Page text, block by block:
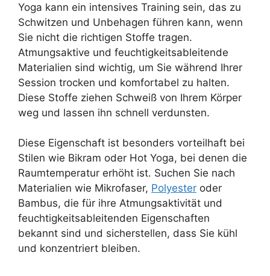
Yoga kann ein intensives Training sein, das zu
Schwitzen und Unbehagen führen kann, wenn
Sie nicht die richtigen Stoffe tragen.
Atmungsaktive und feuchtigkeitsableitende
Materialien sind wichtig, um Sie während Ihrer
Session trocken und komfortabel zu halten.
Diese Stoffe ziehen Schweiß von Ihrem Körper
weg und lassen ihn schnell verdunsten.
Diese Eigenschaft ist besonders vorteilhaft bei
Stilen wie Bikram oder Hot Yoga, bei denen die
Raumtemperatur erhöht ist. Suchen Sie nach
Materialien wie Mikrofaser, Polyester oder
Bambus, die für ihre Atmungsaktivität und
feuchtigkeitsableitenden Eigenschaften
bekannt sind und sicherstellen, dass Sie kühl
und konzentriert bleiben.